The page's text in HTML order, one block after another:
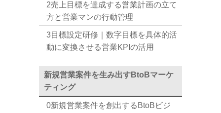
2売上目標を達成する営業計画の立て
方と営業マンの行動管理
3目標設定研修｜数字目標を具体的活
動に変換させる営業KPIの活用
新規営業案件を生み出すBtoBマーケ
ティング
0新規営業案件を創出するBtoBビジ